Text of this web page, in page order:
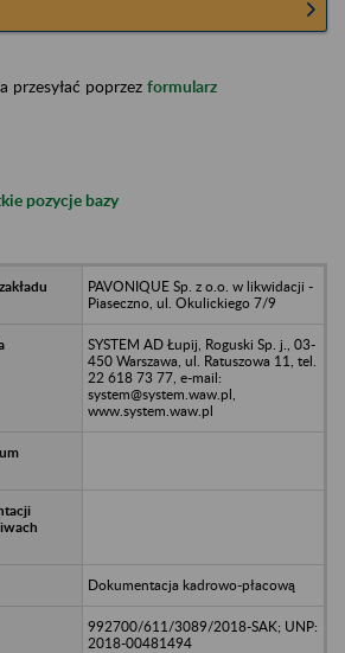
przesyłać poprzez formularz
pozycje bazy
PAVONIQUE Sp. z o.o. w likwidacji -
Piaseczno, ul. Okulickiego 7/9
SYSTEM AD Łupij, Roguski Sp. j., 03-
450 Warszawa, ul. Ratuszowa 11, tel.
22 618 73 77, e-mail:
system@system.waw.pl,
www.system.waw.pl
Dokumentacja kadrowo-płacową
992700/611/3089/2018-SAK; UNP:
2018-00481494